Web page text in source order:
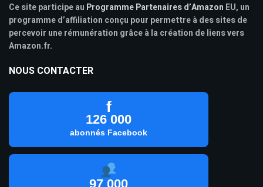
Ce site participe au Programme Partenaires d’Amazon EU, un
programme d’affiliation conçu pour permettre à des sites de
percevoir une rémunération grâce à la création de liens vers
Amazon.fr.
NOUS CONTACTER
f
126 000
abonnés Facebook
97 000